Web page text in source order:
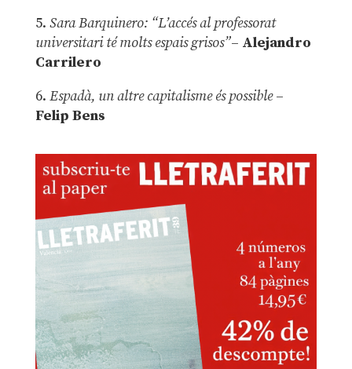
5. Sara Barquinero: “L’accés al professorat
universitari té molts espais grisos”– Alejandro
Carrilero
6. Espadà, un altre capitalisme és possible –
Felip Bens